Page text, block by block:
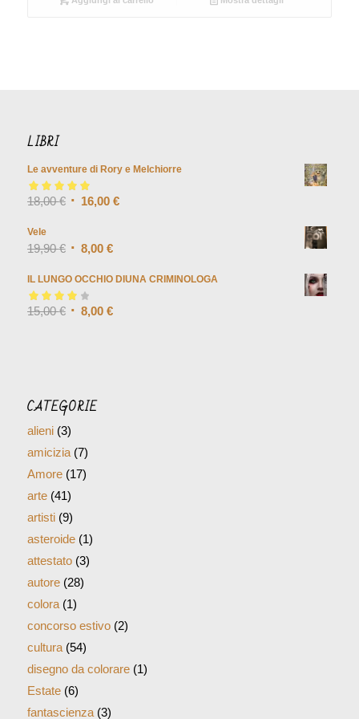
LIBRI
Le avventure di Rory e Melchiorre
Valutato5.00
su
18,00€ 16,00 €
Vele
19,90€ 8,00 €
IL LUNGO OCCHIO DIUNA CRIMINOLOGA
Valutato4.00
15,00€ 8,00 €
CATEGORIE
alieni(3)
amicizia(7)
Amore(17)
arte(41)
artisti(9)
asteroide(1)
attestato(3)
autore(28)
colora(1)
concorso estivo(2)
cultura(54)
disegno da colorare(1)
Estate(6)
fantascienza(3)